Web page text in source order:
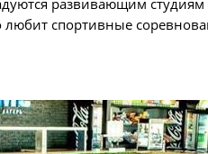
развивающим
спортивные